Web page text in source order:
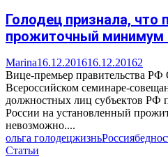
Голодец признала, что
прожиточный
Marina16.12.201616.12.20162
Вице-премьер правительства РФ
Всероссийском семинаре-
должностных лиц субъектов РФ
России на установленный
невозможно....
ольга голодецжизньРоссия
Статьи